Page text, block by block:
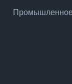
Промышленное